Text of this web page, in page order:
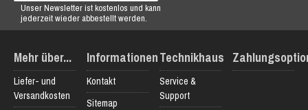
Unser Newsletter ist kostenlos und kann
jederzeit wieder abbestellt werden.
Mehr über...
Liefer- und
Versandkosten
Informationen
Kontakt
Sitemap
Technikhaus
Service &
Support